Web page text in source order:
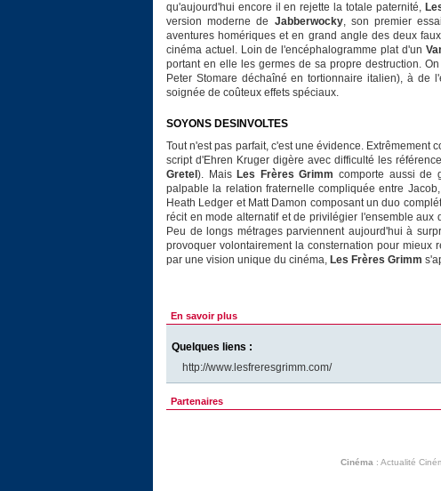
qu'aujourd'hui encore il en rejette la totale paternité,
version moderne de Jabberwocky, son premier
aventures homériques et en grand angle des deux
cinéma actuel. Loin de l'encéphalogramme plat d'un
portant en elle les germes de sa propre destruction.
Peter Stomare déchaîné en tortionnaire italien), à de
soignée de coûteux effets spéciaux.
SOYONS DESINVOLTES
Tout n'est pas parfait, c'est une évidence. Extrêmement
script d'Ehren Kruger digère avec difficulté les
Gretel ). Mais Les Frères Grimm comporte aussi de
palpable la relation fraternelle compliquée entre
Heath Ledger et Matt Damon composant un duo
récit en mode alternatif et de privilégier l'ensemble
Peu de longs métrages parviennent aujourd'hui à
provoquer volontairement la consternation pour mieux
par une vision unique du cinéma, Les Frères Grimm
En savoir plus
Quelques liens :
http://www.lesfreresgrimm.com/
Partenaires
Cinéma : Actualité